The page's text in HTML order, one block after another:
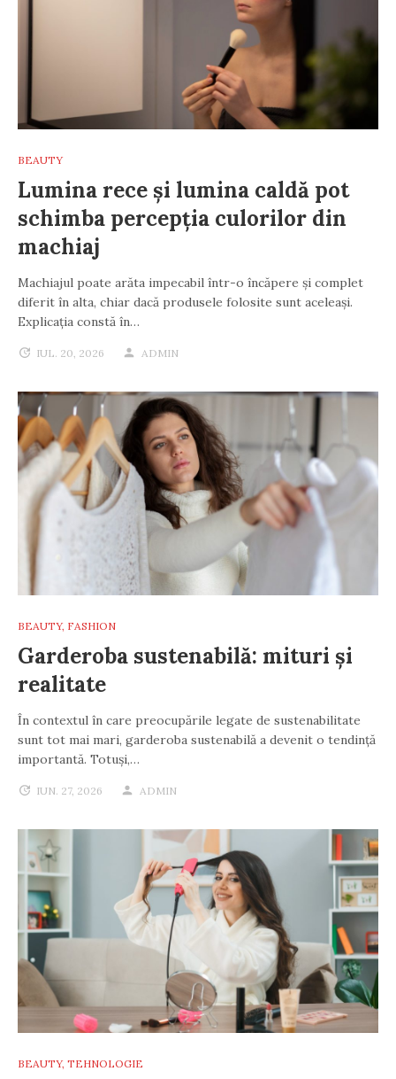
BEAUTY
Lumina rece și lumina caldă pot
schimba percepția culorilor din
machiaj
Machiajul poate arăta impecabil într-o încăpere și complet
diferit în alta, chiar dacă produsele folosite sunt aceleași.
Explicația constă în…
IUL. 20, 2026 ADMIN
BEAUTY, FASHION
Garderoba sustenabilă: mituri și
realitate
În contextul în care preocupările legate de sustenabilitate
sunt tot mai mari, garderoba sustenabilă a devenit o tendință
importantă. Totuși,…
IUN. 27, 2026 ADMIN
BEAUTY, TEHNOLOGIE